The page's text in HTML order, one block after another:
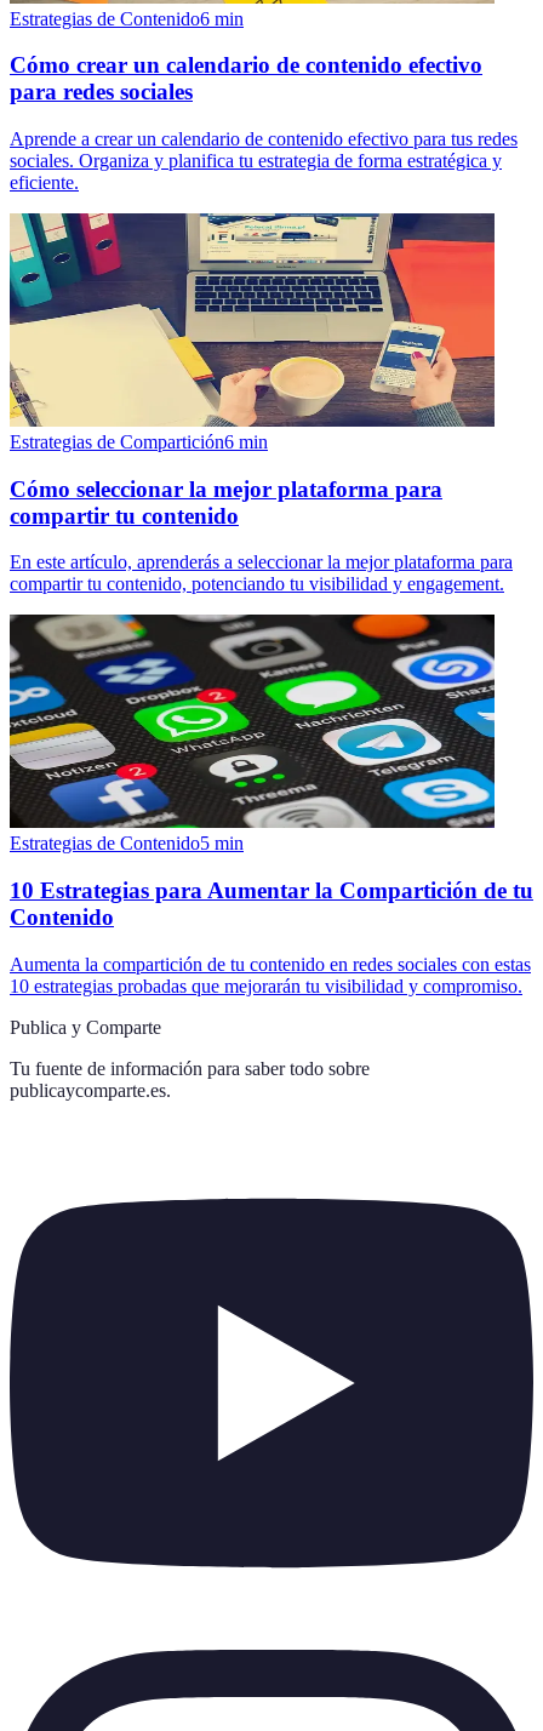
Estrategias de Contenido6 min
Cómo crear un calendario de contenido efectivo
para redes sociales
Aprende a crear un calendario de contenido efectivo para tus redes
sociales. Organiza y planifica tu estrategia de forma estratégica y
eficiente.
Estrategias de Compartición6 min
Cómo seleccionar la mejor plataforma para
compartir tu contenido
En este artículo, aprenderás a seleccionar la mejor plataforma para
compartir tu contenido, potenciando tu visibilidad y engagement.
Estrategias de Contenido5 min
10 Estrategias para Aumentar la Compartición de tu
Contenido
Aumenta la compartición de tu contenido en redes sociales con estas
10 estrategias probadas que mejorarán tu visibilidad y compromiso.
Publica y Comparte
Tu fuente de información para saber todo sobre
publicaycomparte.es.